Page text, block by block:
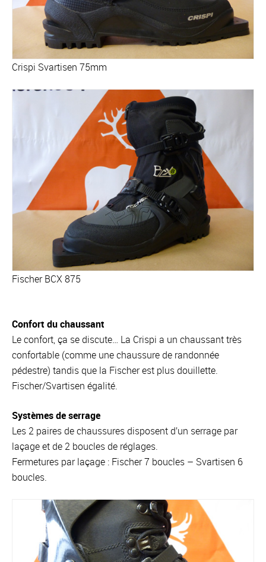
Crispi Svartisen 75mm
Fischer BCX 875
Confort du chaussant
Le confort, ça se discute… La Crispi a un chaussant très
confortable (comme une chaussure de randonnée
pédestre) tandis que la Fischer est plus douillette.
Fischer/Svartisen égalité.
Systèmes de serrage
Les 2 paires de chaussures disposent d’un serrage par
laçage et de 2 boucles de réglages.
Fermetures par laçage : Fischer 7 boucles – Svartisen 6
boucles.